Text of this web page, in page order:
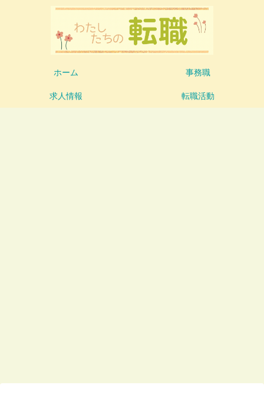
ホーム 事務職
求人情報 転職活動